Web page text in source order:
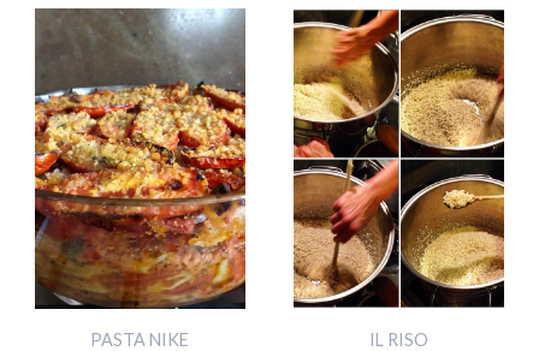
PASTA NIKE IL RISO